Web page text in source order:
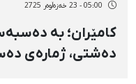
05:00 - 23 خەزەڵوەر 2725
کامێران؛ بە
دەشتی، ژمارەی